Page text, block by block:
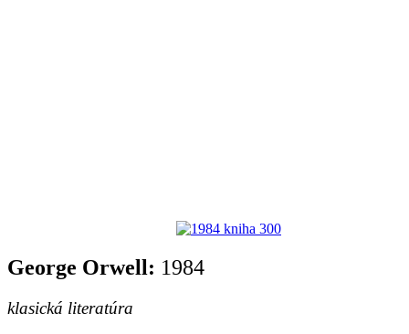
George Orwell: 1984
klasická literatúra